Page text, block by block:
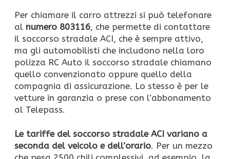
Per chiamare il carro attrezzi si può telefonare
al numero 803116, che permette di contattare
il soccorso stradale ACI, che è sempre attivo,
ma gli automobilisti che includono nella loro
polizza RC Auto il soccorso stradale chiamano
quello convenzionato oppure quello della
compagnia di assicurazione. Lo stesso è per le
vetture in garanzia o prese con l’abbonamento
al Telepass.
Le tariffe del soccorso stradale ACI variano a
seconda del veicolo e dell’orario. Per un mezzo